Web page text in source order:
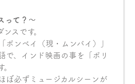
って？〜
スです。
ボンベイ（現・ムンバイ）」
で、インド映画の事を「ボリ
ぼ必ずミュージカルシーンが